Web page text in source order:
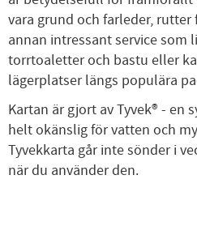
vara grund och farleder,
annan intressant service som
torrtoaletter och bastu eller
lägerplatser längs populära
Kartan är gjort av Tyvek® - en
helt okänslig för vatten och
Tyvekkarta går inte sönder i
när du använder den.